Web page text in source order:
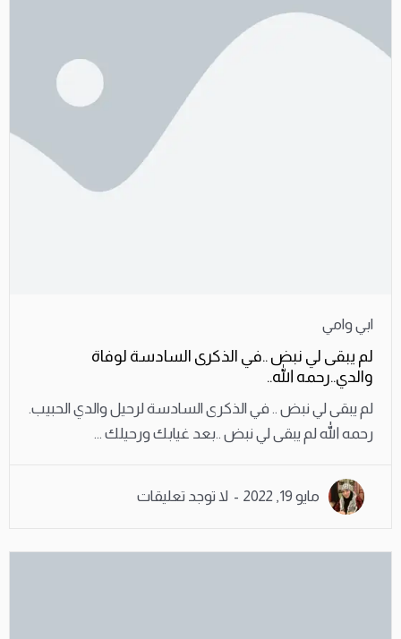
ابي وامي
لم يبقى لي نبض ..في الذكرى السادسة لوفاة
والدي..رحمه الله..
لم يبقى لي نبض .. في الذكرى السادسة لرحيل والدي الحبيب.
رحمه الله لم يبقى لي نبض ..بعد غيابك ورحيلك ...
مايو 19, 2022 لا توجد تعليقات